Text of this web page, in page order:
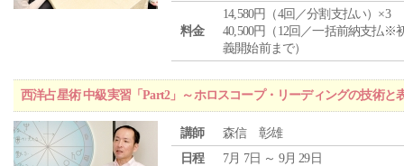
料金
14,580円（4回／分割支払い）×3
40,500円（12回／一括前納支払※
義開始前まで）
西洋占星術 中級実習「Part2」～ホロスコープ・リーディングの技術と
講師
森信 彰雄
日程
7月 7日 ～ 9月 29日